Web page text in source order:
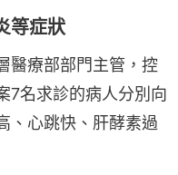
等症狀
醫療部部門主管，控
7名求診的病人分別向
、心跳快、肝酵素過